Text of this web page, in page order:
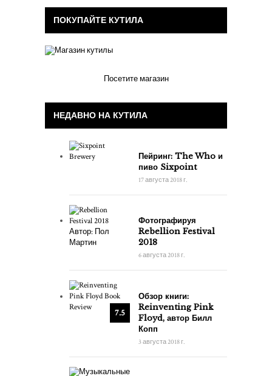
ПОКУПАЙТЕ КУТИЛА
Посетите магазин
НЕДАВНО НА КУТИЛА
Пейринг: The Who и
пиво Sixpoint
17 августа 2018 г.
Фотографируя
Rebellion Festival
2018
6 августа 2018 г.
7.5
Обзор книги:
Reinventing Pink
Floyd, автор Билл
Копп
3 августа 2018 г.